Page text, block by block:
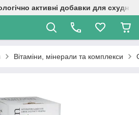
активні добавки для
Вітаміни, мінерали та комплекси